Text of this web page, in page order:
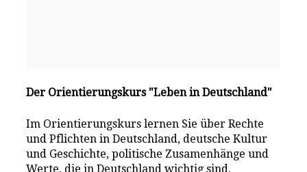
Der Orientierungskurs "Leben in Deutschland"
Im Orientierungskurs lernen Sie über Rechte
und Pflichten in Deutschland, deutsche Kultur
und Geschichte, politische Zusamenhänge und
Werte, die in Deutschland wichtig sind.